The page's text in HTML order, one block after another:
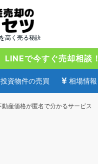
高く売る秘訣
LINEで今すぐ売却相談！
投資物件の売買 相場情報
動産価格が匿名で分かるサービス